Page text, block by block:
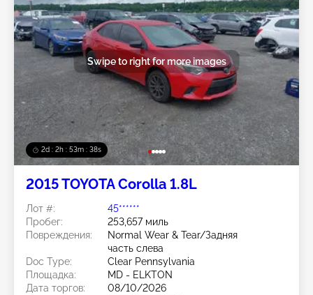
2d : 2h : 53m : 35s
Swipe to right for more images
2015 TOYOTA Corolla 1.8L
Лот #:
45******
Пробег:
253,657 миль
Повреждения:
Normal Wear & Tear/Задняя
часть слева
Doc Type:
Clear Pennsylvania
Площадка:
MD - ELKTON
Дата торгов:
08/10/2026